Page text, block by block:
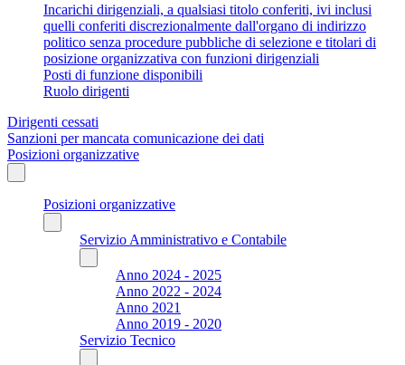
Incarichi dirigenziali, a qualsiasi titolo conferiti, ivi inclusi
quelli conferiti discrezionalmente dall'organo di indirizzo
politico senza procedure pubbliche di selezione e titolari di
posizione organizzativa con funzioni dirigenziali
Posti di funzione disponibili
Ruolo dirigenti
Dirigenti cessati
Sanzioni per mancata comunicazione dei dati
Posizioni organizzative
Posizioni organizzative
Servizio Amministrativo e Contabile
Anno 2024 - 2025
Anno 2022 - 2024
Anno 2021
Anno 2019 - 2020
Servizio Tecnico